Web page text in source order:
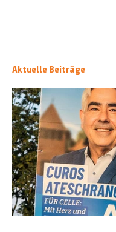
Aktuelle Beiträge